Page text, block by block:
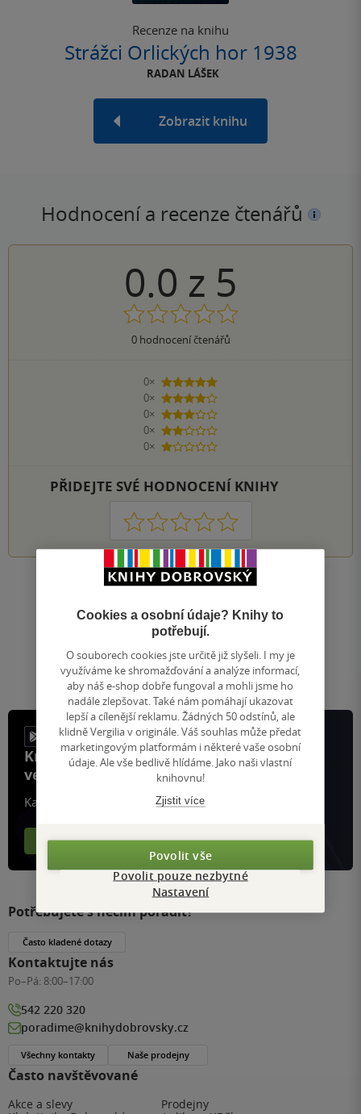
Recenze na knihu
Strážci Orlických hor 1938
RADAN LÁŠEK
Zobrazit knihu
Hodnocení a recenze čtenářů
0.0 z 5
0hodnocení čtenářů
0×
5 hvězdiček
0×
4 hvězdičky
0×
3 hvězdičky
0×
2 hvězdičky
0×
1 hvezdička
PŘIDEJTE SVÉ HODNOCENÍ KNIHY
1 2 3 4 5
Zobrazeno 20 z 20
1
Přejít
na
stránku
/ 1
Knihy, recenze a klubové výhody
ve vaší kapse a naší appce KDčko
Každý měsíc společně přečteme tisíce knih
Více o aplikaci Více o klubu
Často navštěvované
Akce a slevy
Prodejny
Potřebujete s něčím poradit?
Často kladené dotazy
Kontaktujte nás
Po–Pá: 8:00–17:00
542 220 320
poradime@knihydobrovsky.cz
Všechny kontakty Naše prodejny
Cookies a osobní údaje? Knihy to
potřebují.
O souborech cookies jste určitě již slyšeli. I my je
využíváme ke shromažďování a analýze informací,
aby náš e-shop dobře fungoval a mohli jsme ho
nadále zlepšovat. Také nám pomáhají ukazovat
lepší a cílenější reklamu. Žádných 50 odstínů, ale
klidně Vergilia v originále. Váš souhlas může předat
marketingovým platformám i některé vaše osobní
údaje. Ale vše bedlivě hlídáme. Jako naši vlastní
knihovnu!
Zjistit více
Povolit vše
Povolit pouze nezbytné
Nastavení